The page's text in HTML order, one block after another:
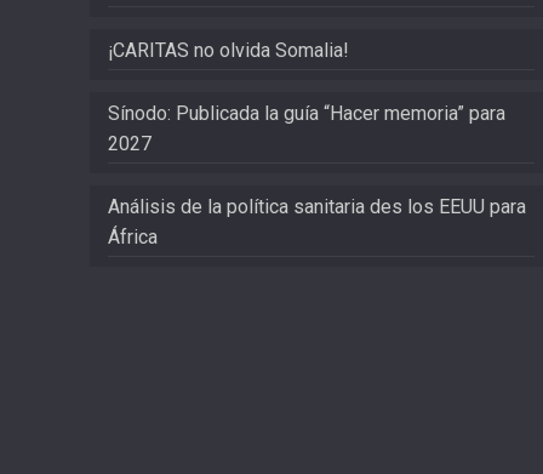
¡CARITAS no olvida Somalia!
Sínodo: Publicada la guía “Hacer memoria” para
2027
Análisis de la política sanitaria des los EEUU para
África